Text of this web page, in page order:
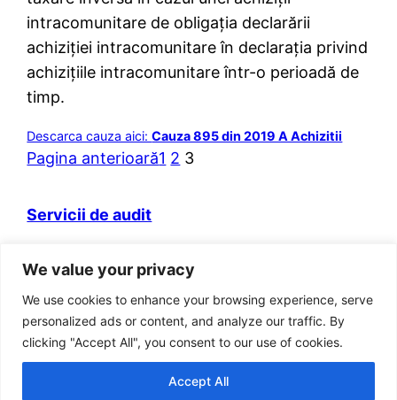
We value your privacy
We use cookies to enhance your browsing experience, serve
personalized ads or content, and analyze our traffic. By
clicking "Accept All", you consent to our use of cookies.
Accept All
intracomunitare de obligația declarării
achiziției intracomunitare în declarația privind
achizițiile intracomunitare într-o perioadă de
timp.
Descarca cauza aici:Cauza 895 din 2019 A Achizitii
Pagina anterioară1 2 3
Servicii de audit
Contabilitatii” sunt detinute de persoana fizica
autorizata Adrian Benta.
Adresa: Bucuresti, Sector 5, Str. Aleea Posada, Nr
8, Bl 31, Ap 19, cod postal 051414
Cod fiscal RO 22886383
Tel: 021. 776 90 18; Fax: 0311.043.869; Mobil: 0765